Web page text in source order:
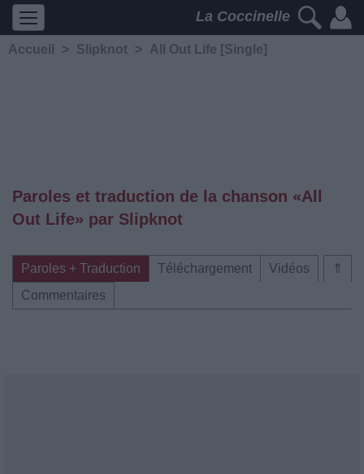
La Coccinelle
Accueil > Slipknot > All Out Life [Single]
Paroles et traduction de la chanson «All
Out Life» par Slipknot
⇑
Paroles + Traduction Téléchargement
Vidéos
Commentaires